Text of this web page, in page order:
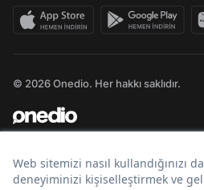
© 2026 Onedio. Her hakkı saklıdır.
Bir markasıdır.